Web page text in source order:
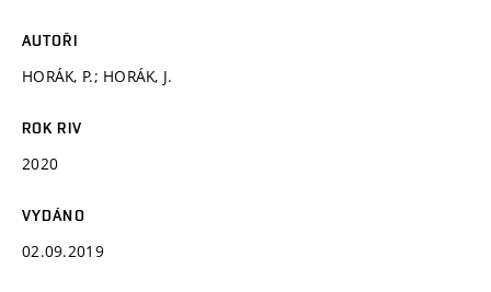
AUTOŘI
HORÁK, P.; HORÁK, J.
ROK RIV
2020
VYDÁNO
02.09.2019